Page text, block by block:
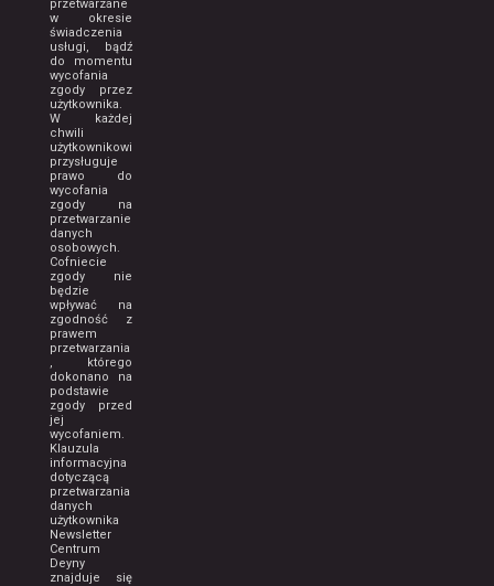
przetwarzane
w okresie
świadczenia
usługi, bądź
do momentu
wycofania
zgody przez
użytkownika.
W każdej
chwili
użytkownikowi
przysługuje
prawo do
wycofania
zgody na
przetwarzanie
danych
osobowych.
Cofniecie
zgody nie
będzie
wpływać na
zgodność z
prawem
przetwarzania
, którego
dokonano na
podstawie
zgody przed
jej
wycofaniem.
Klauzula
informacyjna
dotyczącą
przetwarzania
danych
użytkownika
Newsletter
Centrum
Deyny
znajduje się